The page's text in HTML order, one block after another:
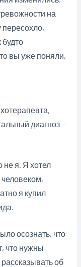
на
пересохло,
вы уже поняли,
диагноз —
не я. Я хотел
я купил
осознать, что
что нужны
рассказывать об